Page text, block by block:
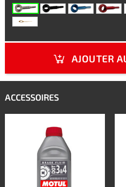
AJOUTER
ACCESSOIRES